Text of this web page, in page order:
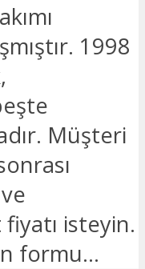
1998
Müşteri
isteyin.
formu...